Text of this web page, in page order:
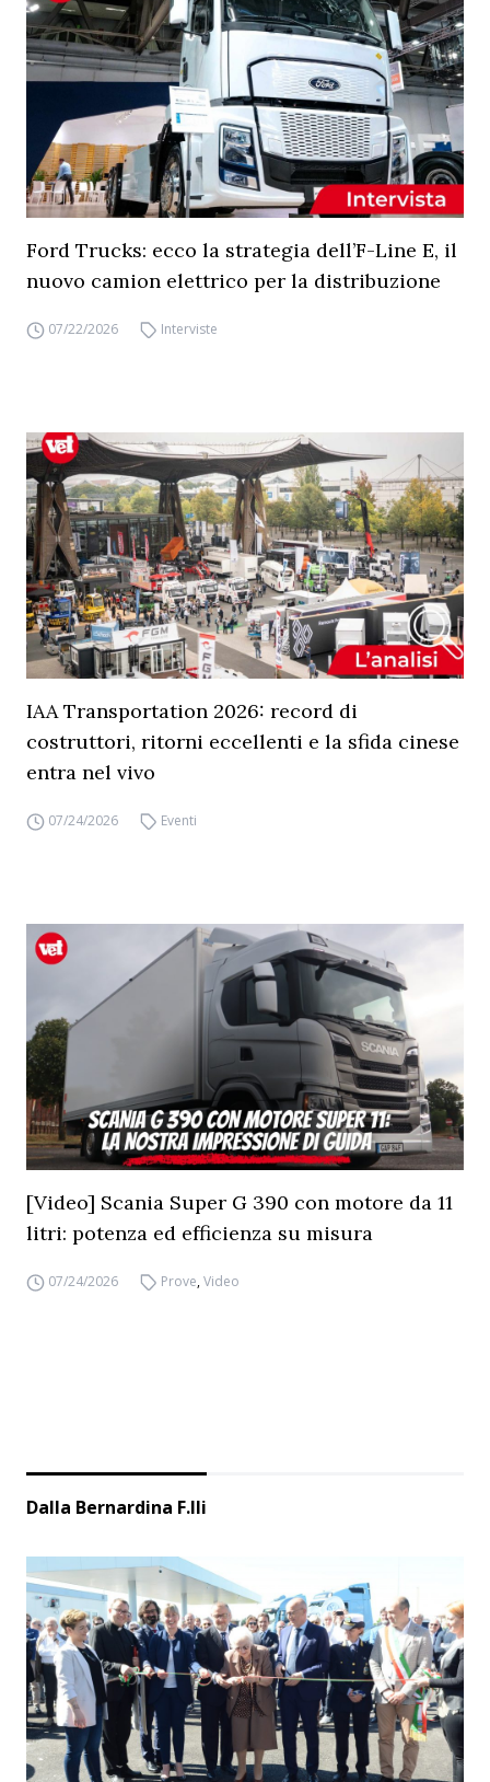
Ford Trucks: ecco la strategia dell’F-Line E, il
nuovo camion elettrico per la distribuzione
07/22/2026 Interviste
IAA Transportation 2026: record di
costruttori, ritorni eccellenti e la sfida cinese
entra nel vivo
07/24/2026 Eventi
[Video] Scania Super G 390 con motore da 11
litri: potenza ed efficienza su misura
07/24/2026 Prove,Video
Dalla Bernardina F.lli